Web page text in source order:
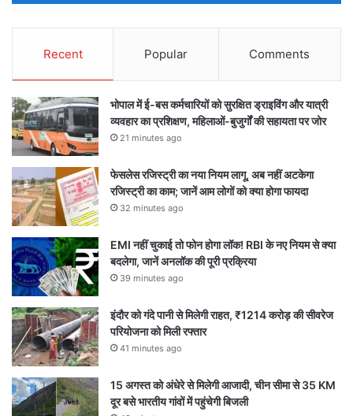
Recent Popular Comments
भोपाल में ई-बस कर्मचारियों को सुरक्षित ड्राइविंग और यात्री
व्यवहार का प्रशिक्षण, महिलाओं-बुजुर्गों की सहायता पर जोर
21 minutes ago
फेसलेस रजिस्ट्री का नया नियम लागू, अब नहीं अटकेगा
रजिस्ट्री का काम; जानें आम लोगों को क्या होगा फायदा
32 minutes ago
EMI नहीं चुकाई तो फोन होगा लॉक! RBI के नए नियम से क्या
बदलेगा, जानें अनलॉक की पूरी प्रक्रिया
39 minutes ago
इंदौर को गंदे पानी से मिलेगी राहत, ₹1214 करोड़ की सीवरेज
परियोजना को मिली रफ्तार
41 minutes ago
15 अगस्त को अंधेरे से मिलेगी आजादी, चीन सीमा से 35 KM
दूर बसे भारतीय गांवों में पहुंचेगी बिजली